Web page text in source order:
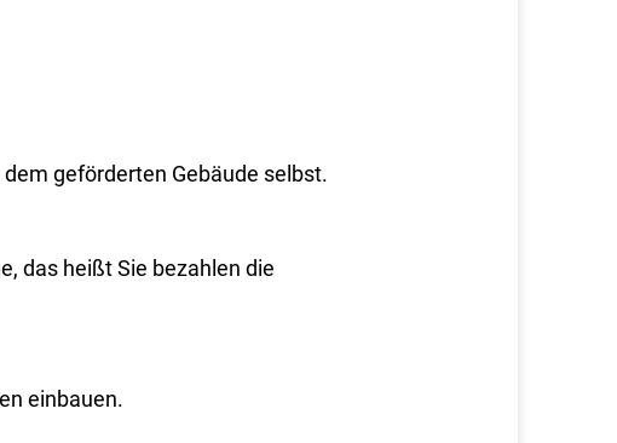
geförderten Gebäude selbst.
das heißt Sie bezahlen die
einbauen.